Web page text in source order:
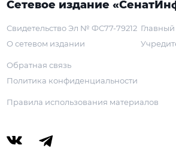
Сетевое издание
Свидетельство Эл № ФС77-79212
О сетевом издании
Обратная связь
Политика конфиденциальности
Правила использования материалов